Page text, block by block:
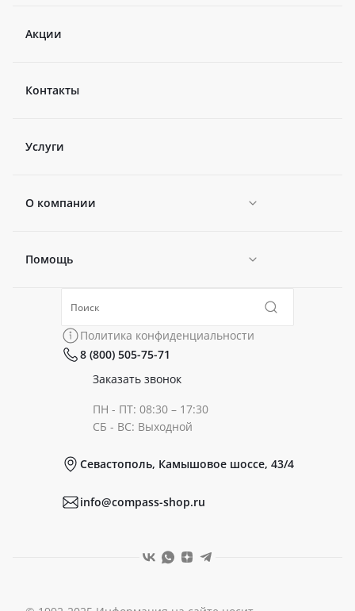
Акции
Контакты
Услуги
О компании
Новости
Политика конфиденциальности
Помощь
Коллекции
Политика конфиденциальности
8 (800) 505-75-71
Заказать звонок
ПН - ПТ: 08:30 – 17:30
СБ - ВС: Выходной
Севастополь, Камышовое шоссе, 43/4
info@compass-shop.ru